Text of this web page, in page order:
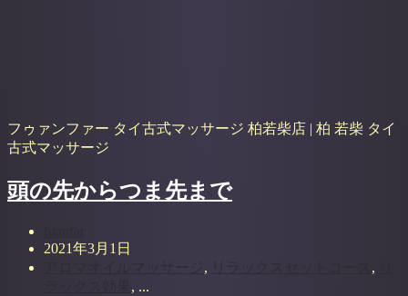
フゥァンファー タイ古式マッサージ 柏若柴店 | 柏 若柴 タイ
古式マッサージ
頭の先からつま先まで
2021年3月1日
, ,
, ...